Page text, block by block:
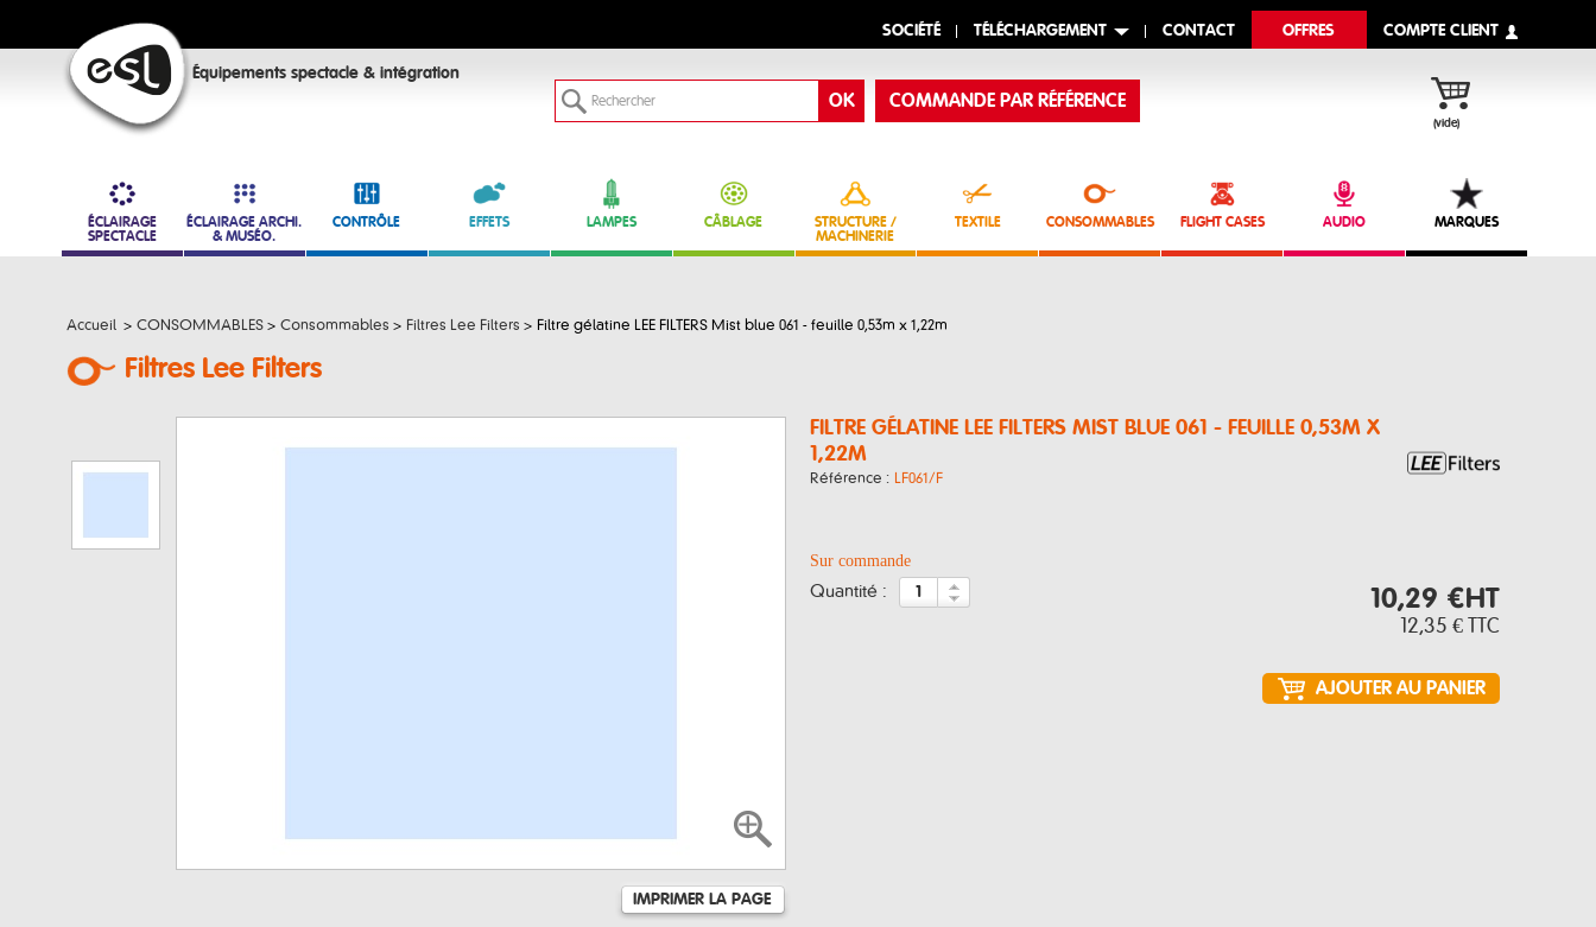
SOCIÉTÉ TÉLÉCHARGEMENT CONTACT OFFRES COMPTE CLIENT
Équipements spectacle & intégration
(vide)
COMMANDE PAR RÉFÉRENCE
ÉCLAIRAGE
SPECTACLE
ÉCLAIRAGE ARCHI.
& MUSÉO.
CONTRÔLE EFFETS LAMPES CÂBLAGE
STRUCTURE /
MACHINERIE
TEXTILE CONSOMMABLES FLIGHT CASES AUDIO MARQUES
Accueil > CONSOMMABLES > Consommables > Filtres Lee Filters > Filtre gélatine LEE FILTERS Mist blue 061 - feuille 0,53m x 1,22m
Filtres Lee Filters
IMPRIMER LA PAGE
FILTRE GÉLATINE LEE FILTERS MIST BLUE 061 - FEUILLE 0,53M X
1,22M
Référence : LF061/F
Sur commande
quantité : 10,29 €HT
12,35 € TTC